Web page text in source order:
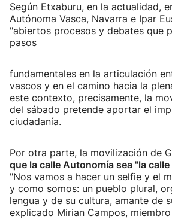
Según Etxaburu, en la actualidad,
Autónoma Vasca, Navarra e Ipar
"abiertos procesos y debates que
pasos
fundamentales en la articulación
vascos y en el camino hacia la
este contexto, precisamente, la
del sábado pretende aportar el
ciudadanía.
Por otra parte, la movilización de
que la calle Autonomía sea "la
"Nos vamos a hacer un selfie y el
y como somos: un pueblo plural,
lengua y de su cultura, amante de
explicado Mirian Campos, miembro